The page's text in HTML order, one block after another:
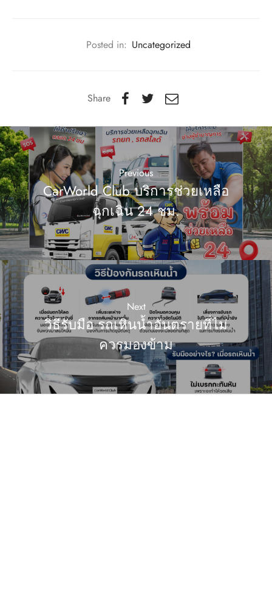
Posted in: Uncategorized
Share
Previous
CarWorld Club บริการช่วยเหลือ
ฉุกเฉิน 24 ชม.
Next
วิธีรับมือ รถเหินน้ำอันตรายที่ไม่
ควรมองข้าม